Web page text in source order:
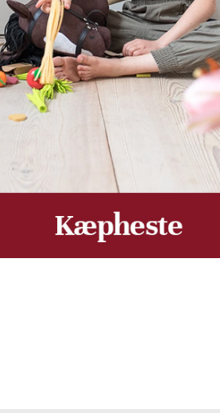
Otterup eller et andet sted på
kommer hele Fyn rundt i løbet